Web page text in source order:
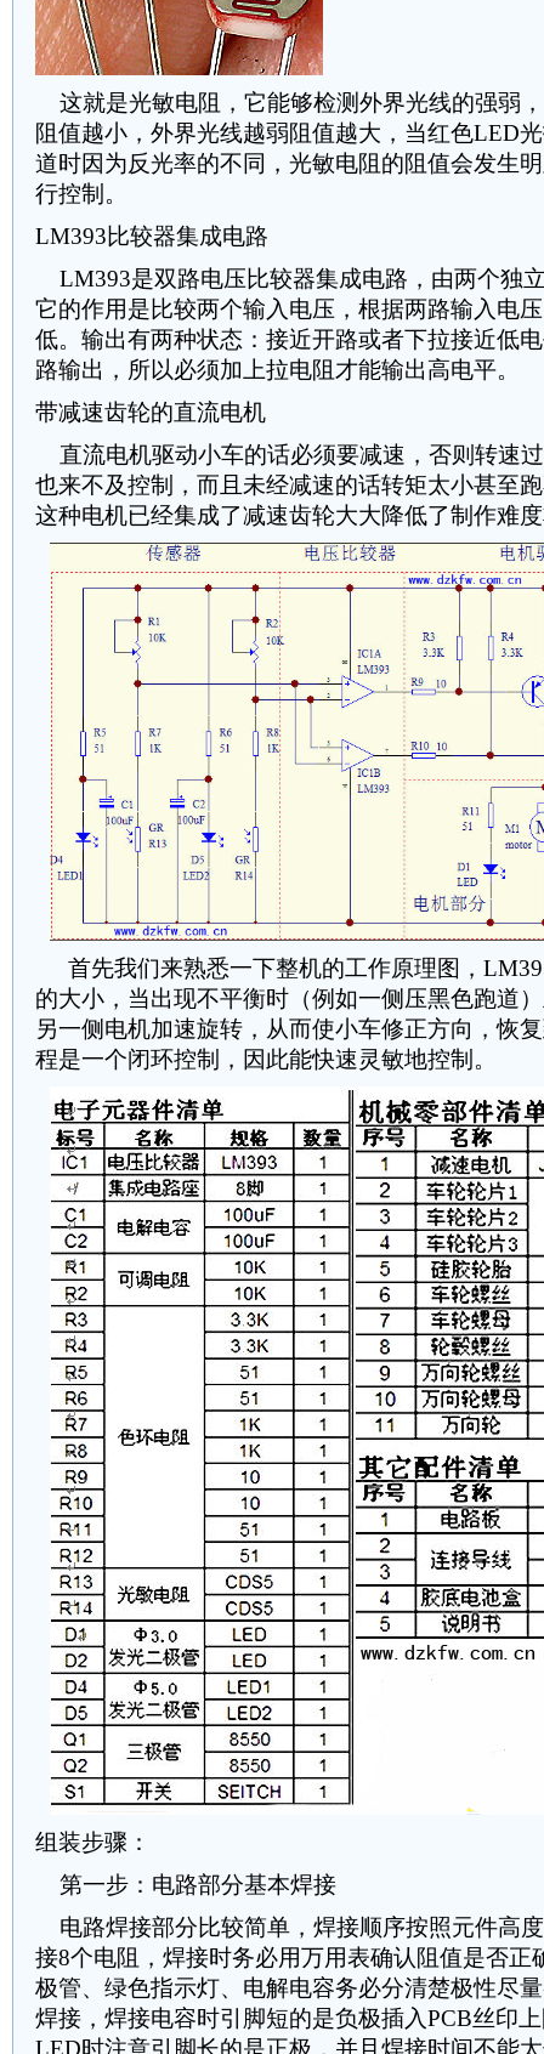
这就是光敏电阻，它能够检测外界光线的强弱
阻值越小，外界光线越弱阻值越大，当红色LED
道时因为反光率的不同，光敏电阻的阻值会发生
行控制。
LM393比较器集成电路
LM393是双路电压比较器集成电路，由两个独
它的作用是比较两个输入电压，根据两路输入电
低。输出有两种状态：接近开路或者下拉接近低
路输出，所以必须加上拉电阻才能输出高电平。
带减速齿轮的直流电机
直流电机驱动小车的话必须要减速，否则转速
也来不及控制，而且未经减速的话转矩太小甚至
这种电机已经集成了减速齿轮大大降低了制作难
首先我们来熟悉一下整机的工作原理图，
的大小，当出现不平衡时（例如一侧压黑色跑道
另一侧电机加速旋转，从而使小车修正方向，恢
程是一个闭环控制，因此能快速灵敏地控制。
组装步骤：
第一步：电路部分基本焊接
电路焊接部分比较简单，焊接顺序按照元件高
接8个电阻，焊接时务必用万用表确认阻值是否正
极管、绿色指示灯、电解电容务必分清楚极性尽
焊接，焊接电容时引脚短的是负极插入PCB丝印
LED时注意引脚长的是正极，并且焊接时间不能